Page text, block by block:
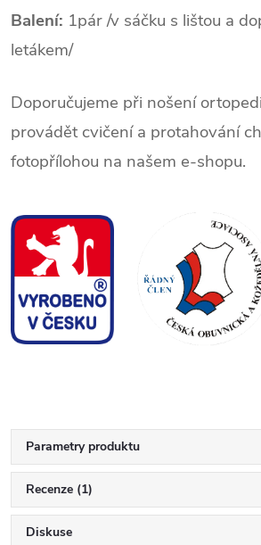
Balení: 1pár /v sáčku s lištou a
letákem/
Doporučujeme při nošení
provádět cvičení a protahování
fotopřílohou na našem e-shopu.
Parametry produktu
Recenze (1)
Diskuse